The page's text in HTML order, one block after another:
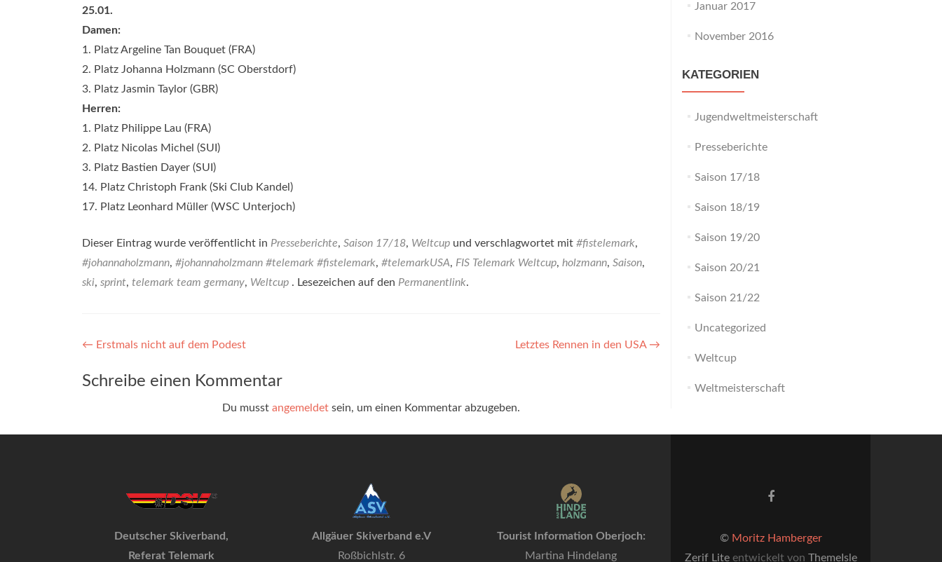
25.01.
Damen:
1. Platz Argeline Tan Bouquet (FRA)
2. Platz Johanna Holzmann (SC Oberstdorf)
3. Platz Jasmin Taylor (GBR)
Herren:
1. Platz Philippe Lau (FRA)
2. Platz Nicolas Michel (SUI)
3. Platz Bastien Dayer (SUI)
14. Platz Christoph Frank (Ski Club Kandel)
17. Platz Leonhard Müller (WSC Unterjoch)
Dieser Eintrag wurde veröffentlicht in Presseberichte, Saison 17/18, Weltcup und verschlagwortet mit #fistelemark,
#johannaholzmann, #johannaholzmann #telemark #fistelemark, #telemarkUSA, FIS Telemark Weltcup, holzmann, Saison,
ski, sprint, telemark team germany, Weltcup . Lesezeichen auf den Permanentlink.
Beitragsnavigation
← Erstmals nicht auf dem Podest Letztes Rennen in den USA →
Schreibe einen Kommentar
Du musst angemeldet sein, um einen Kommentar abzugeben.
Januar 2017
November 2016
KATEGORIEN
Jugendweltmeisterschaft
Presseberichte
Saison 17/18
Saison 18/19
Saison 19/20
Saison 20/21
Saison 21/22
Uncategorized
Weltcup
Weltmeisterschaft
Deutscher Skiverband,
Referat Telemark
Allgäuer Skiverband e.V
Roßbichlstr. 6
Tourist Information Oberjoch:
Martina Hindelang
Facebook-
© Moritz Hamberger
Zerif Lite entwickelt von ThemeIsle